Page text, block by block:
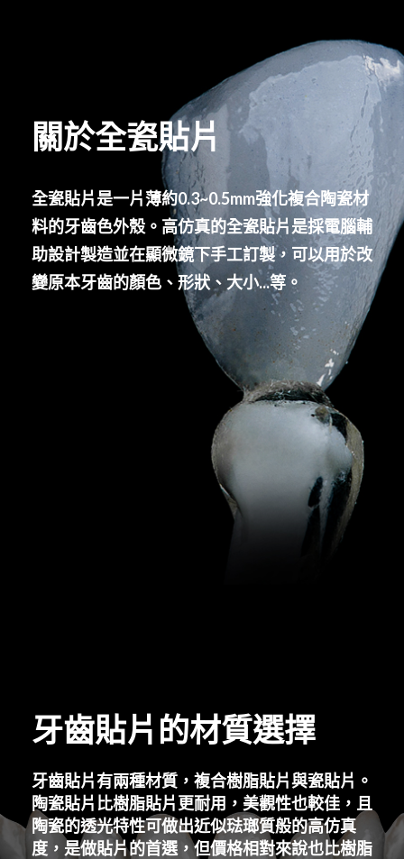
關於全瓷貼片
全瓷貼片是一片薄約0.3~0.5mm強化複合陶瓷材
料的牙齒色外殼。高仿真的全瓷貼片是採電腦輔
助設計製造並在顯微鏡下手工訂製，可以用於改
變原本牙齒的顏色、形狀、大小...等。
牙齒貼片的材質選擇
牙齒貼片有兩種材質，複合樹脂貼片與瓷貼片。
陶瓷貼片比樹脂貼片更耐用，美觀性也較佳，且
陶瓷的透光特性可做出近似琺瑯質般的高仿真
度，是做貼片的首選，但價格相對來說也比樹脂